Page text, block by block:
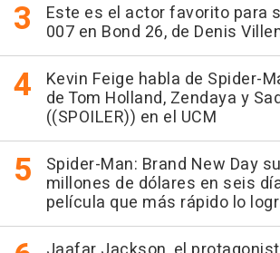
Este es el actor favorito para
007 en Bond 26, de Denis
Kevin Feige habla de Spider-
de Tom Holland, Zendaya y
((SPOILER)) en el UCM
Spider-Man: Brand New Day
millones de dólares en seis
película que más rápido lo